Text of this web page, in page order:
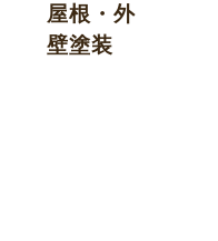
屋根・外
壁塗装